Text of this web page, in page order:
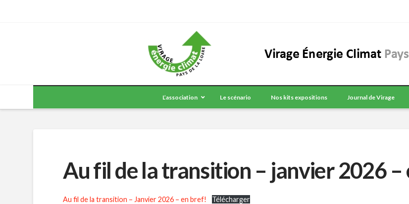
L’association Le scénario Nos kits expositions Journal de Virage
Au fil de la transition – janvier 2026 –
Au fil de la transition – Janvier 2026 – en bref! Télécharger